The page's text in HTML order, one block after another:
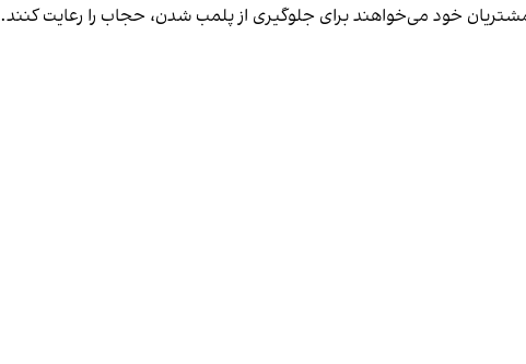
خود می‌خواهند برای جلوگیری از پلمب شدن، حجاب را رعایت کنند.